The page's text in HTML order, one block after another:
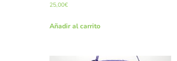
25,00€
Añadir al carrito